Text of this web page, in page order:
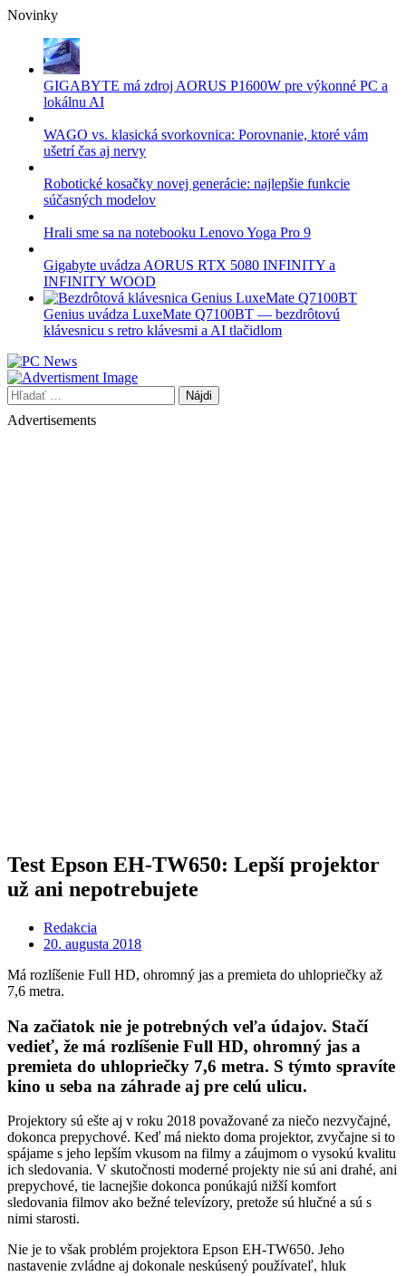
Skip
content
Novinky
GIGABYTE má zdroj AORUS P1600W pre výkonné PC a
lokálnu AI
WAGO vs. klasická svorkovnica: Porovnanie, ktoré vám
ušetrí čas aj nervy
Robotické kosačky novej generácie: najlepšie funkcie
súčasných modelov
Hrali sme sa na notebooku Lenovo Yoga Pro 9
Gigabyte uvádza AORUS RTX 5080 INFINITY a
INFINITY WOOD
Genius uvádza LuxeMate Q7100BT — bezdrôtovú
klávesnicu s retro klávesmi a AI tlačidlom
Hľadať:
Advertisements
Test Epson EH-TW650: Lepší projektor
už ani nepotrebujete
Redakcia
20. augusta 2018
Má rozlíšenie Full HD, ohromný jas a premieta do uhlopriečky až
7,6 metra.
Na začiatok nie je potrebných veľa údajov. Stačí
vedieť, že má rozlíšenie Full HD, ohromný jas a
premieta do uhlopriečky 7,6 metra. S týmto spravíte
kino u seba na záhrade aj pre celú ulicu.
Projektory sú ešte aj v roku 2018 považované za niečo nezvyčajné,
dokonca prepychové. Keď má niekto doma projektor, zvyčajne si to
spájame s jeho lepším vkusom na filmy a záujmom o vysokú kvalitu
ich sledovania. V skutočnosti moderné projekty nie sú ani drahé, ani
prepychové, tie lacnejšie dokonca ponúkajú nižší komfort
sledovania filmov ako bežné televízory, pretože sú hlučné a sú s
nimi starosti.
Nie je to však problém projektora Epson EH-TW650. Jeho
nastavenie zvládne aj dokonale neskúsený používateľ, hluk